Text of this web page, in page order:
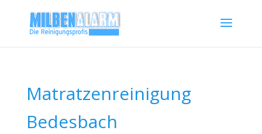
Matratzenreinigung
Bedesbach